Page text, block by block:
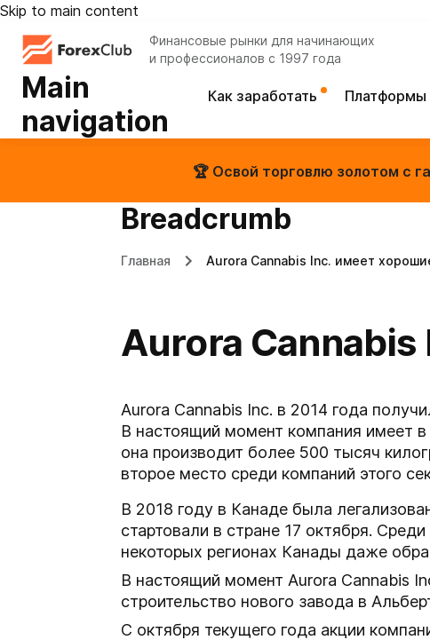
Skip to main content
Финансовые рынки для начинающих
и профессионалов с 1997 года
Main
navigation
Как заработать Платформы
🏆 Освой торговлю золотом с
Breadcrumb
Главная Aurora Cannabis Inc. имеет
Aurora
Aurora Cannabis Inc. в 2014 года
В настоящий момент компания имеет
она производит более 500 тысяч
второе место среди компаний этого
В 2018 году в Канаде была
стартовали в стране 17 октября.
некоторых регионах Канады даже
В настоящий момент Aurora Cannabis
строительство нового завода в
С октября текущего года акции